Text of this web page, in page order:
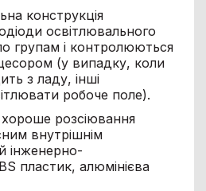
конструкція
освітлювального
групам і контролюються
(у випадку, коли
з ладу, інші
робоче поле).
розсіювання
внутрішнім
інженерно-
пластик, алюмінієва